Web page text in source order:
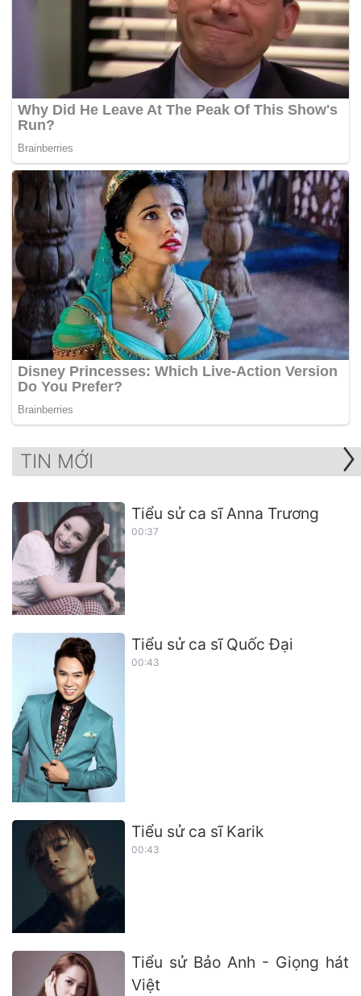
TIN MỚI
Tiểu sử ca sĩ Anna Trương
00:37
Tiểu sử ca sĩ Quốc Đại
00:43
Tiểu sử ca sĩ Karik
00:43
Tiểu sử Bảo Anh - Giọng hát
Việt